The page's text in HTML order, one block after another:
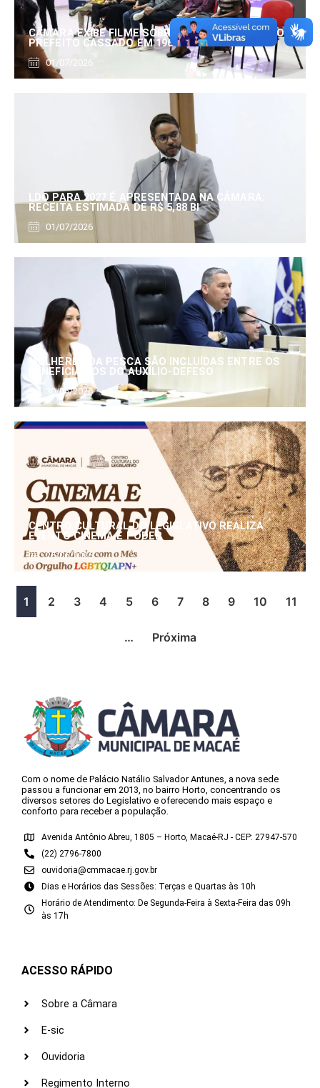
CÂMARA EXIBE FILME SOBRE EDUARDO SERRANO,
PREFEITO CASSADO EM 1960
01/07/2026
LDO PARA 2027 É APRESENTADA NA CÂMARA:
RECEITA ESTIMADA DE R$ 5,88 BI
01/07/2026
MULHERES DA PESCA SÃO INCLUÍDAS ENTRE OS
BENEFICIÁRIOS DO AUXÍLIO-DEFESO
30/06/2026
CENTRO CULTURAL DO LEGISLATIVO REALIZA
EVENTO CINEMA E PODER
25/06/2026
1 2 3 4 5 6 7 8 9 10 11
… Próxima
Com o nome de Palácio Natálio Salvador Antunes, a nova sede
passou a funcionar em 2013, no bairro Horto, concentrando os
diversos setores do Legislativo e oferecendo mais espaço e
conforto para receber a população.
Avenida Antônio Abreu, 1805 – Horto, Macaé-RJ - CEP: 27947-570
(22) 2796-7800
ouvidoria@cmmacae.rj.gov.br
Dias e Horários das Sessões: Terças e Quartas às 10h
Horário de Atendimento: De Segunda-Feira à Sexta-Feira das 09h
às 17h
ACESSO RÁPIDO
Sobre a Câmara
E-sic
Ouvidoria
Regimento Interno